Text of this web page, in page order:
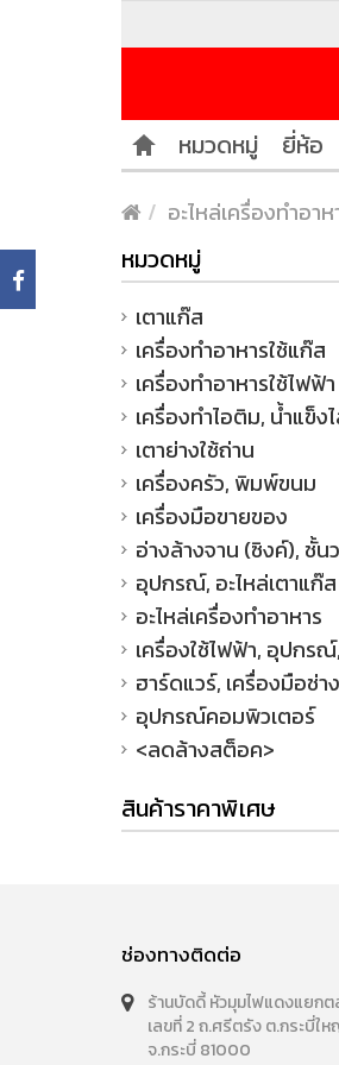
หมวดหมู่ ยี่ห้อ
อะไหล่เครื่องทำอาห
หมวดหมู่
เตาแก๊ส
เครื่องทำอาหารใช้แก๊ส
เครื่องทำอาหารใช้ไฟฟ้า
เครื่องทำไอติม, น้ำแข็ง
เตาย่างใช้ถ่าน
เครื่องครัว, พิมพ์ขนม
เครื่องมือขายของ
อ่างล้างจาน (ซิงค์), ชั้น
อุปกรณ์, อะไหล่เตาแก๊ส
อะไหล่เครื่องทำอาหาร
เครื่องใช้ไฟฟ้า, อุปกรณ์
ฮาร์ดแวร์, เครื่องมือช่าง
อุปกรณ์คอมพิวเตอร์
<ลดล้างสต็อค>
สินค้าราคาพิเศษ
ช่องทางติดต่อ
ร้านบัดดี้ หัวมุมไฟแดงแยกต
เลขที่ 2 ถ.ศรีตรัง ต.กระบี่ใ
จ.กระบี่ 81000